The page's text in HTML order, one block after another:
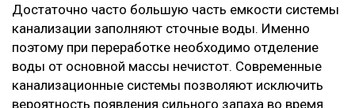
Достаточно часто большую часть емкости системы
канализации заполняют сточные воды. Именно
поэтому при переработке необходимо отделение
воды от основной массы нечистот. Современные
канализационные системы позволяют исключить
вероятность появления сильного запаха во время